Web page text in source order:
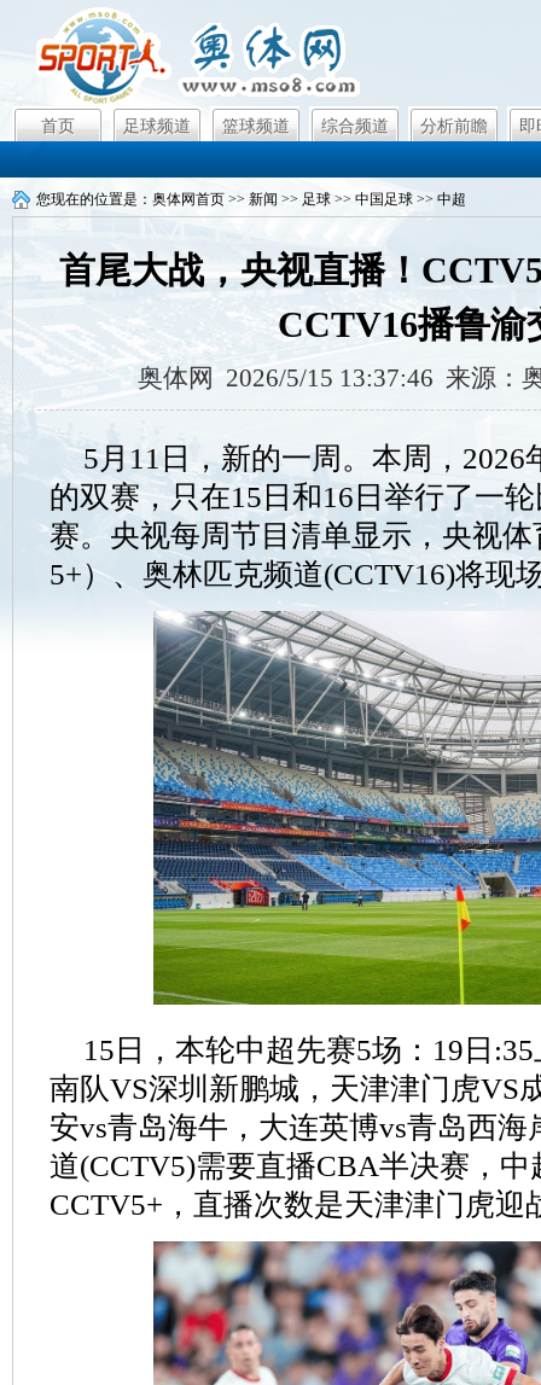
首页 足球频道 篮球频道 综合频道 分析前瞻 即
您现在的位置是： 奥体网首页 >> 新闻 >> 足球 >> 中国足球 >> 中超
首尾大战，央视直播！
CCTV16播鲁渝
奥体网 2026/5/15 13:37:46 来源：
5月11日，新的一周。本周，
的双赛，只在15日和16日举行了一
赛。央视每周节目清单显示，央视
5+）、奥林匹克频道(CCTV16)将现
15日，本轮中超先赛5场：19日
南队VS深圳新鹏城，天津津门虎VS
安vs青岛海牛，大连英博vs青岛西
道(CCTV5)需要直播CBA半决赛，中
CCTV5+，直播次数是天津津门虎迎